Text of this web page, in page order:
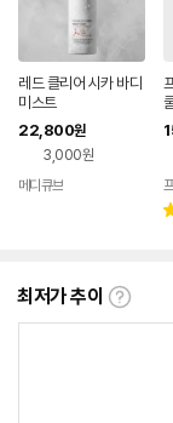
레드 클리어 시카 바디
미스트
22,800원
3,000원
메디큐브
최저가 추이
최